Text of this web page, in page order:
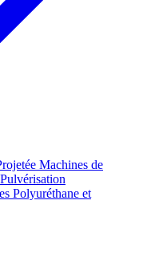
Machines de
Polyuréthane et